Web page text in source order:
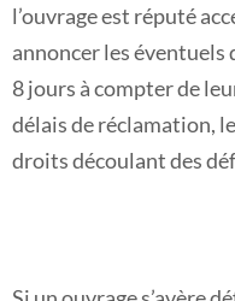
l’ouvrage est réputé
annoncer les éventuels
8 jours à compter de
délais de réclamation,
droits découlant des